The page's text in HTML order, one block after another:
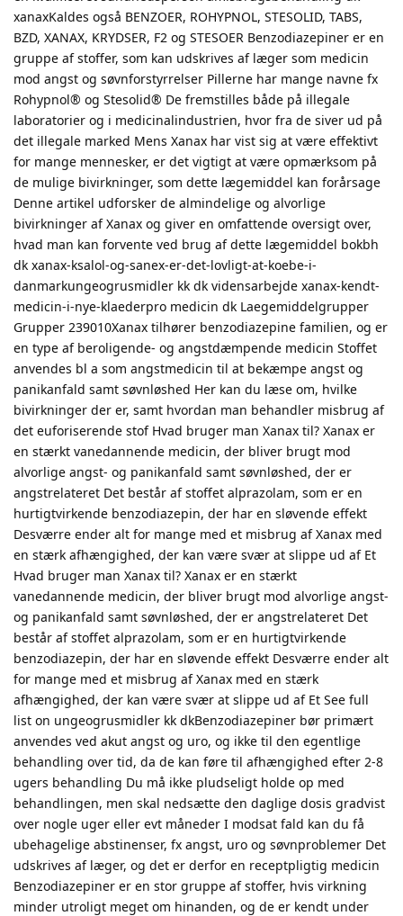
xanaxKaldes også BENZOER, ROHYPNOL, STESOLID, TABS,
BZD, XANAX, KRYDSER, F2 og STESOER Benzodiazepiner er en
gruppe af stoffer, som kan udskrives af læger som medicin
mod angst og søvnforstyrrelser Pillerne har mange navne fx
Rohypnol® og Stesolid® De fremstilles både på illegale
laboratorier og i medicinalindustrien, hvor fra de siver ud på
det illegale marked Mens Xanax har vist sig at være effektivt
for mange mennesker, er det vigtigt at være opmærksom på
de mulige bivirkninger, som dette lægemiddel kan forårsage
Denne artikel udforsker de almindelige og alvorlige
bivirkninger af Xanax og giver en omfattende oversigt over,
hvad man kan forvente ved brug af dette lægemiddel bokbh
dk xanax-ksalol-og-sanex-er-det-lovligt-at-koebe-i-
danmarkungeogrusmidler kk dk vidensarbejde xanax-kendt-
medicin-i-nye-klaederpro medicin dk Laegemiddelgrupper
Grupper 239010Xanax tilhører benzodiazepine familien, og er
en type af beroligende- og angstdæmpende medicin Stoffet
anvendes bl a som angstmedicin til at bekæmpe angst og
panikanfald samt søvnløshed Her kan du læse om, hvilke
bivirkninger der er, samt hvordan man behandler misbrug af
det euforiserende stof Hvad bruger man Xanax til? Xanax er
en stærkt vanedannende medicin, der bliver brugt mod
alvorlige angst- og panikanfald samt søvnløshed, der er
angstrelateret Det består af stoffet alprazolam, som er en
hurtigtvirkende benzodiazepin, der har en sløvende effekt
Desværre ender alt for mange med et misbrug af Xanax med
en stærk afhængighed, der kan være svær at slippe ud af Et
Hvad bruger man Xanax til? Xanax er en stærkt
vanedannende medicin, der bliver brugt mod alvorlige angst-
og panikanfald samt søvnløshed, der er angstrelateret Det
består af stoffet alprazolam, som er en hurtigtvirkende
benzodiazepin, der har en sløvende effekt Desværre ender alt
for mange med et misbrug af Xanax med en stærk
afhængighed, der kan være svær at slippe ud af Et See full
list on ungeogrusmidler kk dkBenzodiazepiner bør primært
anvendes ved akut angst og uro, og ikke til den egentlige
behandling over tid, da de kan føre til afhængighed efter 2-8
ugers behandling Du må ikke pludseligt holde op med
behandlingen, men skal nedsætte den daglige dosis gradvist
over nogle uger eller evt måneder I modsat fald kan du få
ubehagelige abstinenser, fx angst, uro og søvnproblemer Det
udskrives af læger, og det er derfor en receptpligtig medicin
Benzodiazepiner er en stor gruppe af stoffer, hvis virkning
minder utroligt meget om hinanden, og de er kendt under